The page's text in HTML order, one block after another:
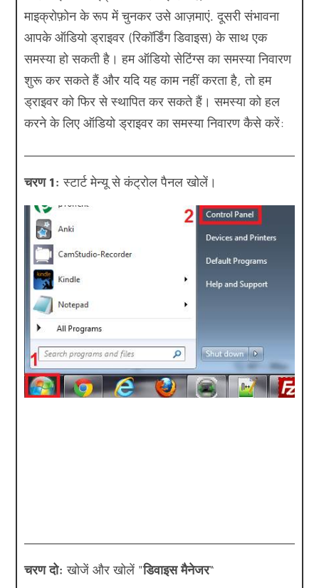
माइक्रोफ़ोन के रूप में चुनकर उसे आज़माएं. दूसरी संभावना
आपके ऑडियो ड्राइवर (रिकॉर्डिंग डिवाइस) के साथ एक
समस्या हो सकती है। हम ऑडियो सेटिंग्स का समस्या निवारण
शुरू कर सकते हैं और यदि यह काम नहीं करता है, तो हम
ड्राइवर को फिर से स्थापित कर सकते हैं। समस्या को हल
करने के लिए ऑडियो ड्राइवर का समस्या निवारण कैसे करें:
चरण 1: स्टार्ट मेन्यू से कंट्रोल पैनल खोलें।
चरण दो:खोजें और खोलें "डिवाइस मैनेजर“